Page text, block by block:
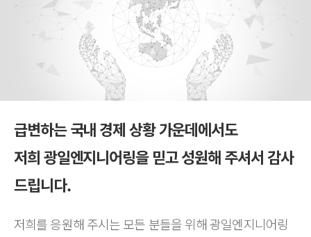
급변하는 국내 경제 상황 가운데에서도
저희 광일엔지니어링을 믿고 성원해 주셔서 감사
드립니다.
저희를 응원해 주시는 모든 분들을 위해 광일엔지니어링